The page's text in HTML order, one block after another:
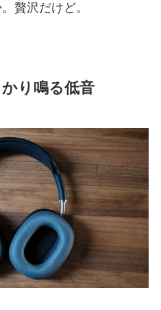
贅沢だけど。
り鳴る低音